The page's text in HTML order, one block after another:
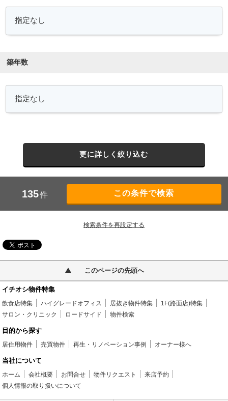
築年数
更に詳しく絞り込む
135件
検索条件を再設定する
このページの先頭へ
イチオシ物件特集
飲食店特集 ハイグレードオフィス 居抜き物件特集
1F(路面店)特集
サロン・クリニック
ロードサイド 物件検索
目的から探す
居住用物件 売買物件 再生・リノベーション事例 オーナー様へ
当社について
ホーム 会社概要 お問合せ 物件リクエスト
来店予約
個人情報の取り扱いについて